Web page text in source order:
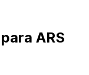
ARS